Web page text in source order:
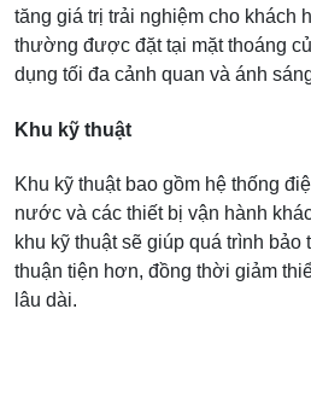
tăng giá trị trải nghiệm cho khách
thường được đặt tại mặt thoáng
dụng tối đa cảnh quan và ánh
Khu kỹ thuật
Khu kỹ thuật bao gồm hệ thống
nước và các thiết bị vận hành
khu kỹ thuật sẽ giúp quá trình
thuận tiện hơn, đồng thời giảm
lâu dài.